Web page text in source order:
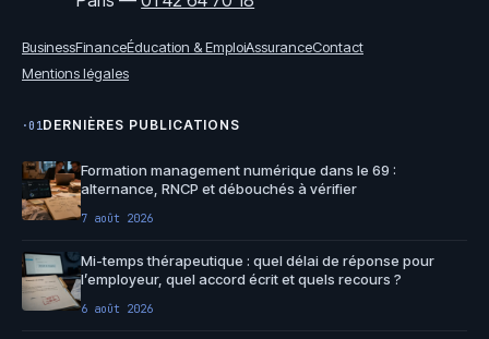
BusinessFinanceÉducation & EmploiAssuranceContact
Mentions légales
·01DERNIÈRES PUBLICATIONS
Formation management numérique dans le 69 :
alternance, RNCP et débouchés à vérifier
7 août 2026
Mi-temps thérapeutique : quel délai de réponse pour
l’employeur, quel accord écrit et quels recours ?
6 août 2026